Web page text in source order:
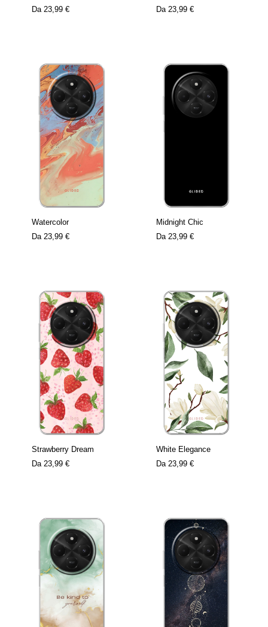
Da 23,99 €
Da 23,99 €
Watercolor
Da 23,99 €
Midnight Chic
Da 23,99 €
Strawberry Dream
Da 23,99 €
White Elegance
Da 23,99 €